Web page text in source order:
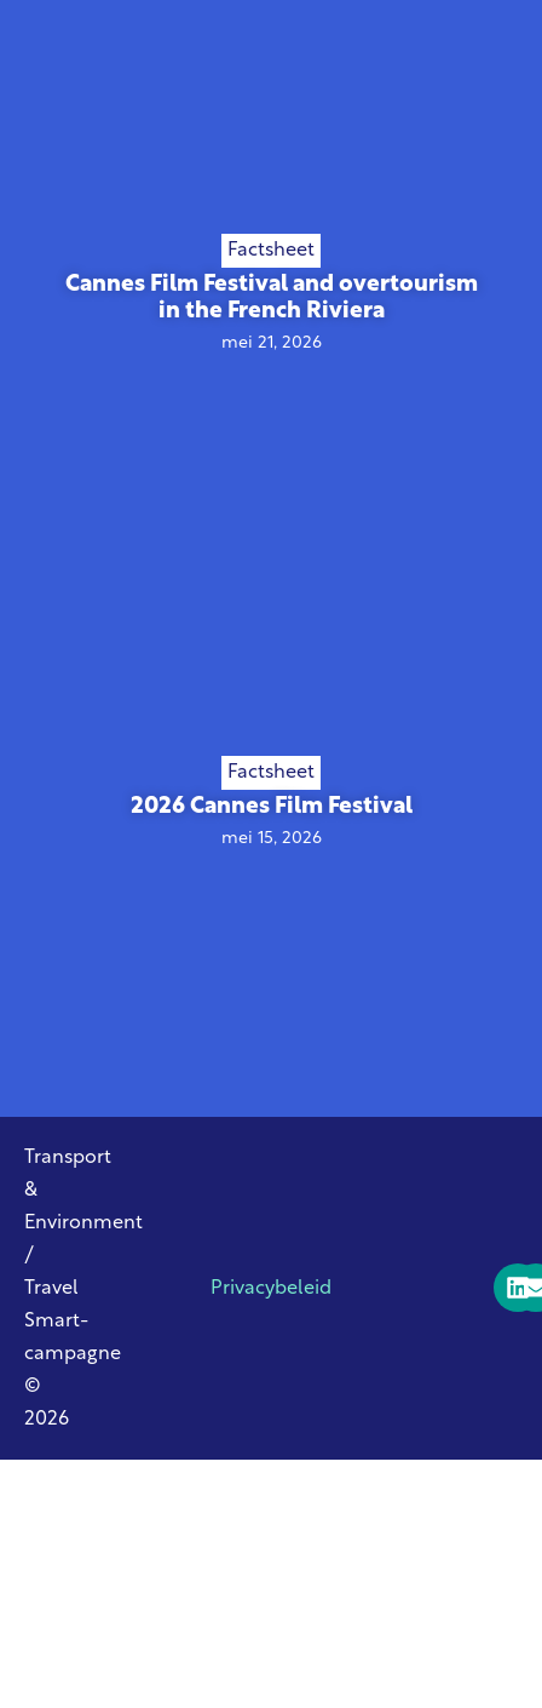
Factsheet
Cannes Film Festival and overtourism
in the French Riviera
mei 21, 2026
Factsheet
2026 Cannes Film Festival
mei 15, 2026
Transport
&
Environment
/
Travel
Smart-
campagne
©
2026
Privacybeleid